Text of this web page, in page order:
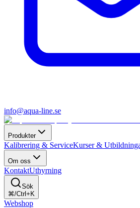
info@aqua-line.se
Produkter
Kalibrering & ServiceKurser &
Om oss
KontaktUthyrning
Sök
⌘/Ctrl+K
Webshop